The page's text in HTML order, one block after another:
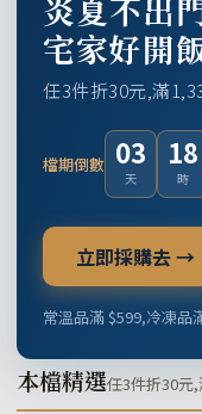
炎夏不出
宅家好開
任3件折30元,滿
檔期倒數 03
天
18
時
立即採購去 →
常溫品滿 $599,冷凍品
本檔精選任3件折30元